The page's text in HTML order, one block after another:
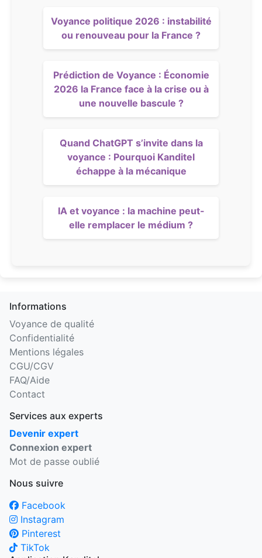
Voyance politique 2026 : instabilité
ou renouveau pour la France ?
Prédiction de Voyance : Économie
2026 la France face à la crise ou à
une nouvelle bascule ?
Quand ChatGPT s’invite dans la
voyance : Pourquoi Kanditel
échappe à la mécanique
IA et voyance : la machine peut-
elle remplacer le médium ?
Informations
Voyance de qualité
Confidentialité
Mentions légales
CGU/CGV
FAQ/Aide
Contact
Services aux experts
Devenir expert
Connexion expert
Mot de passe oublié
Nous suivre
Facebook
Instagram
Pinterest
TikTok